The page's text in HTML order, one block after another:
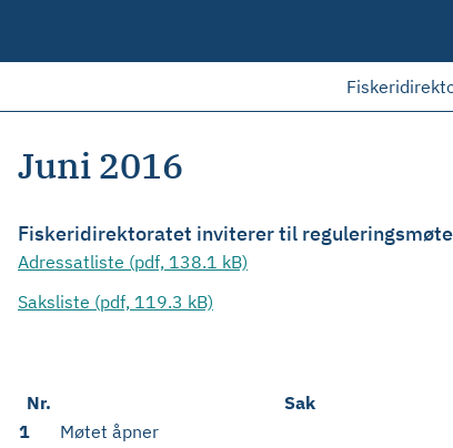
Juni 2016
Fiskeridirektoratet inviterer til
Adressatliste (pdf, 138.1 kB)
Saksliste (pdf, 119.3 kB)
Nr. Sak
1
Møtet åpner